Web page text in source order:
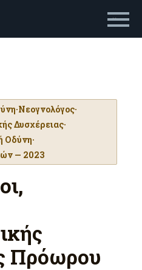
Primary Menu
·Νεογνολόγος·
Δυσχέρειας·
Οδύνη·
— 2023
Πρόωρου